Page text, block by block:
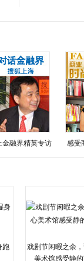
金融界精英专访 感受
跑
戏剧节闲暇之余
美术馆感受静